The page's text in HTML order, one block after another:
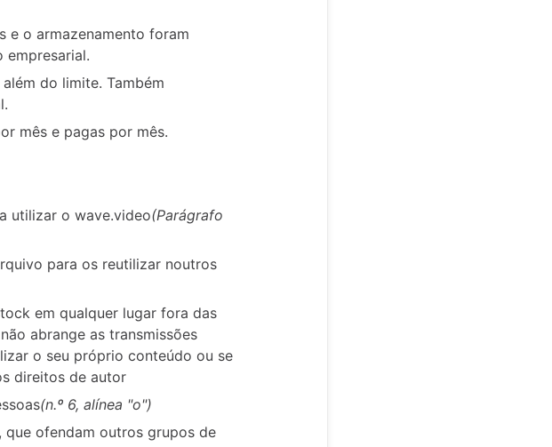
e o armazenamento foram
empresarial.
do limite. Também
mês e pagas por mês.
utilizar o wave.video(Parágrafo
para os reutilizar noutros
em qualquer lugar fora das
abrange as transmissões
o seu próprio conteúdo ou se
direitos de autor
(n.º 6, alínea "o")
ofendam outros grupos de